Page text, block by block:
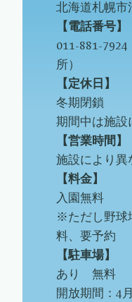
北海道札幌市
【電話番号】
011-881-
所）
【定休日】
冬期閉鎖
期間中は施設
【営業時間】
施設により異
【料金】
入園無料
※ただし野球
料、要予約
【駐車場】
あり 無料
開放期間：4